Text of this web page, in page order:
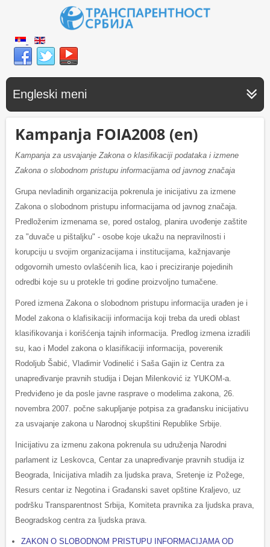
Engleski meni
Kampanja FOIA2008 (en)
Kampanja za usvajanje Zakona o klasifikaciji podataka i izmene
Zakona o slobodnom pristupu informacijama od javnog značaja
Grupa nevladinih organizacija pokrenula je inicijativu za izmene
Zakona o slobodnom pristupu informacijama od javnog značaja.
Predloženim izmenama se, pored ostalog, planira uvođenje zaštite
za "duvače u pištaljku" - osobe koje ukažu na nepravilnosti i
korupciju u svojim organizacijama i institucijama, kažnjavanje
odgovornih umesto ovlašćenih lica, kao i preciziranje pojedinih
odredbi koje su u protekle tri godine proizvoljno tumačene.
Pored izmena Zakona o slobodnom pristupu informacija urađen je i
Model zakona o klafisikaciji informacija koji treba da uredi oblast
klasifikovanja i korišćenja tajnih informacija. Predlog izmena izradili
su, kao i Model zakona o klasifikaciji informacija, poverenik
Rodoljub Šabić, Vladimir Vodinelić i Saša Gajin iz Centra za
unapređivanje pravnih studija i Dejan Milenković iz YUKOM-a.
Predviđeno je da posle javne rasprave o modelima zakona, 26.
novembra 2007. počne sakupljanje potpisa za građansku inicijativu
za usvajanje zakona u Narodnoj skupštini Republike Srbije.
Inicijativu za izmenu zakona pokrenula su udruženja Narodni
parlament iz Leskovca, Centar za unapređivanje pravnih studija iz
Beograda, Inicijativa mladih za ljudska prava, Sretenje iz Požege,
Resurs centar iz Negotina i Građanski savet opštine Kraljevo, uz
podršku Transparentnost Srbija, Komiteta pravnika za ljudska prava,
Beogradskog centra za ljudska prava.
ZAKON O SLOBODNOM PRISTUPU INFORMACIJAMA OD